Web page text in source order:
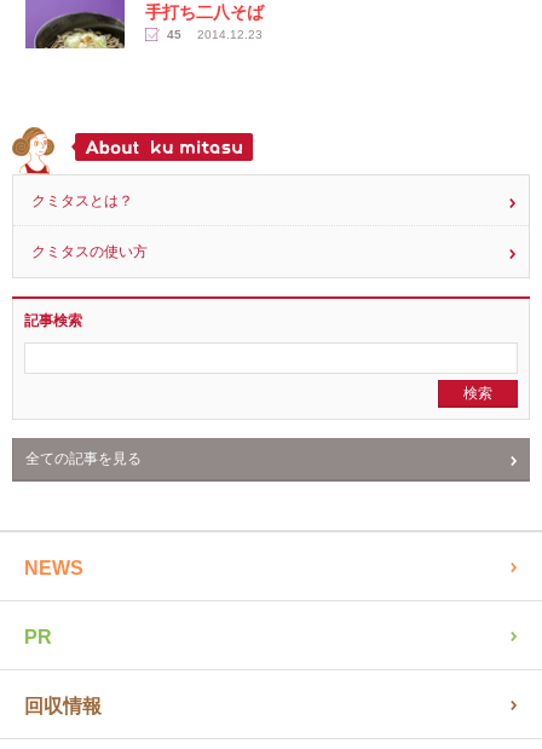
手打ち二八そば
45 2014.12.23
クミタスとは？
クミタスの使い方
記事検索
全ての記事を見る
NEWS
PR
回収情報